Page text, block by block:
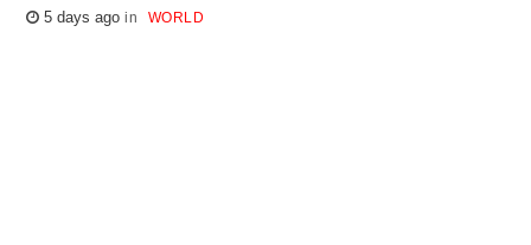
5 days ago WORLD